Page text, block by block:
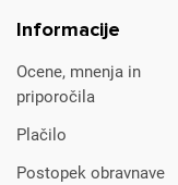
Informacije
Ocene, mnenja in
priporočila
Plačilo
Postopek obravnave